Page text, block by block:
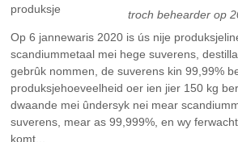
troch behearder op
Op 6 jannewaris 2020 is ús nije
scandiummetaal mei hege suverens,
gebrûk nommen, de suverens kin 99,99%
produksjehoeveelheid oer ien jier 150 kg
dwaande mei ûndersyk nei mear
suverens, mear as 99,999%, en wy
komt...